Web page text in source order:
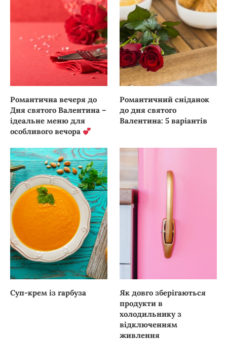
Романтична вечеря до
Дня святого Валентина –
ідеальне меню для
особливого вечора
Романтичний сніданок
до дня святого
Валентина: 5 варіантів
Суп-крем із гарбуза
Як довго зберігаються
продукти в
холодильнику з
відключенням
живлення